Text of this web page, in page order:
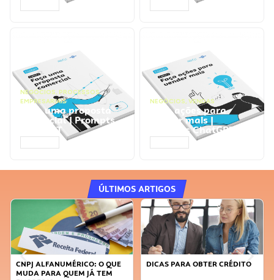
NEGÓCIOS, PROCESSOS
EMPRESARIAIS
Faça uma proposta
comercial | Prompts
ChatGPT
NEGÓCIOS, VENDAS
Faça ações para
vender mais |
Prompts ChatGPT
ÚLTIMOS ARTIGOS
QUE
DICAS PARA OBTER CRÉDITO
FAÇA A DIFERENÇA: SEJA